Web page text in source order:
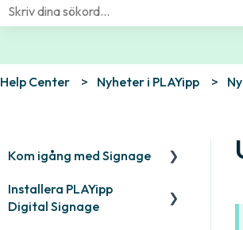
Help Center Nyheter i PLAYipp
Kom igång med Signage
Kom igång med PLAYipp
Installera PLAYipp
Digital Signage